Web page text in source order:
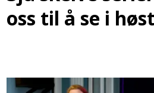
oss til å se i høst